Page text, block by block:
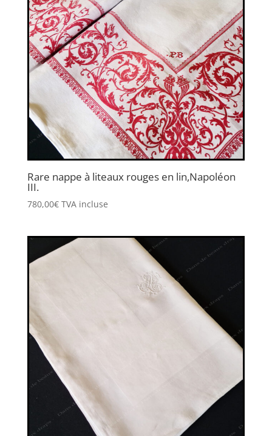
Rare nappe à liteaux rouges en lin,Napoléon
III.
780,00€ TVA incluse